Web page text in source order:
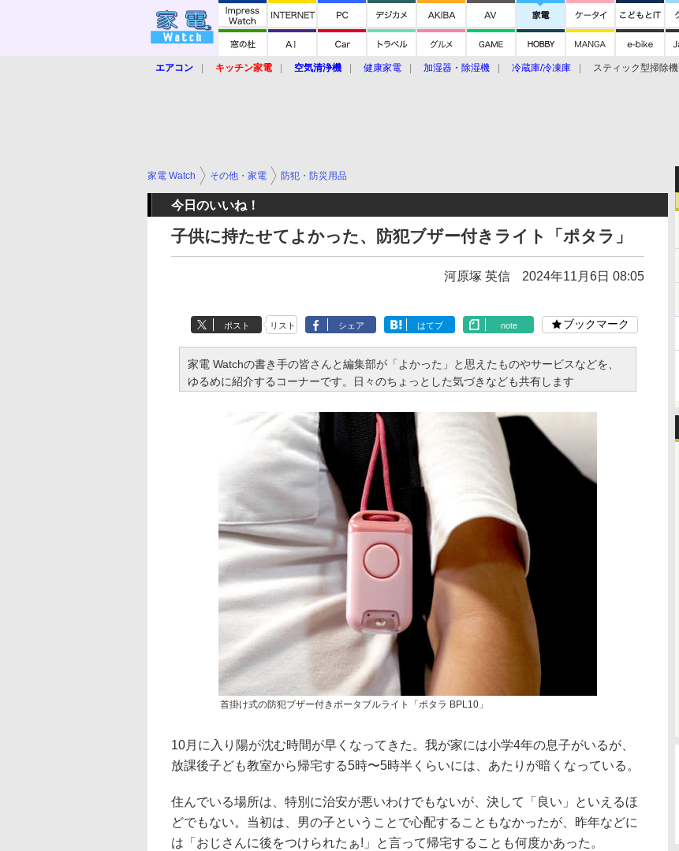
エアコン キッチン家電 空気清浄機 健康家電 加湿器・除湿機 冷蔵庫/冷凍庫 スティック型掃除機
家電 Watch その他・家電 防犯・防災用品
今日のいいね！
子供に持たせてよかった、防犯ブザー付きライト「ポタラ」
河原塚 英信 2024年11月6日 08:05
ポスト リスト シェア はてブ note ブックマーク
家電 Watchの書き手の皆さんと編集部が「よかった」と思えたものやサービスなどを、
ゆるめに紹介するコーナーです。日々のちょっとした気づきなども共有します
首掛け式の防犯ブザー付きポータブルライト「ポタラ BPL10」
10月に入り陽が沈む時間が早くなってきた。我が家には小学4年の息子がいるが、
放課後子ども教室から帰宅する5時〜5時半くらいには、あたりが暗くなっている。
住んでいる場所は、特別に治安が悪いわけでもないが、決して「良い」といえるほ
どでもない。当初は、男の子ということで心配することもなかったが、昨年などに
は「おじさんに後をつけられたぁ!」と言って帰宅することも何度かあった。